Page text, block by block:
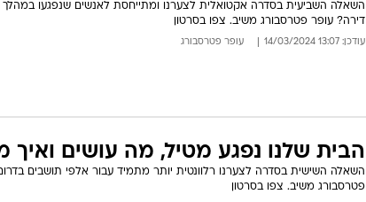
השאלה השביעית בסדרה אקטואלית לצערנו ומתייחסת לאנשים שנפגעו
דירה? עופר פטרסבורג משיב. צפו בסרטון
עודכן: 13:07 14/03/2024 עופר פטרסבורג
הבית שלנו נפגע מטיל, מה עושים ואיך
השאלה השישית בסדרה לצערנו רלוונטית יותר מתמיד עבור אלפי תושבים
פטרסבורג משיב. צפו בסרטון